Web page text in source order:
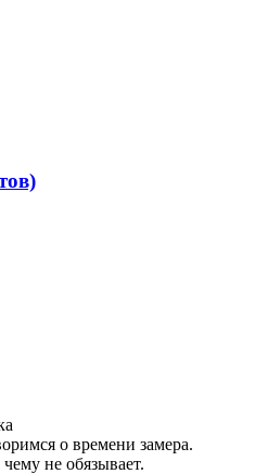
о времени замера.
не обязывает.